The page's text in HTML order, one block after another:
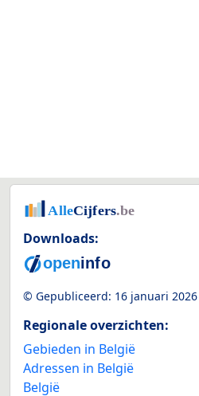
Downloads:
© Gepubliceerd: 16 januari 2026
Regionale overzichten:
Gebieden in België
Adressen in België
België